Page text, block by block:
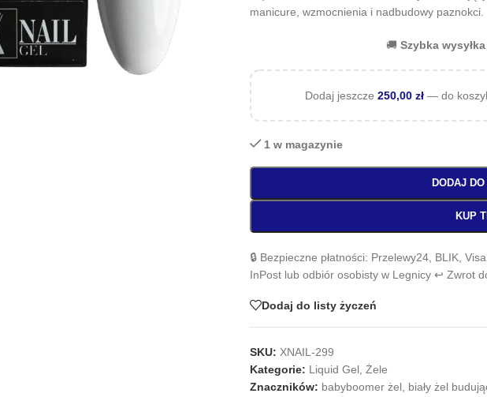
manicure, wzmocnienia i nadbudowy paznokci.
🚚 Szybka
Dodaj jeszcze250,00zł — do
1 w magazynie
DODAJ
KUP
🔒 Bezpieczne płatności: Przelewy24, BLIK,
InPost lub odbiór osobisty w Legnicy ↩️ Zwrot
Dodaj do listy życzeń
SKU: XNAIL-299
Kategorie: Liquid Gel, Żele
Znaczników: babyboomer żel, biały żel